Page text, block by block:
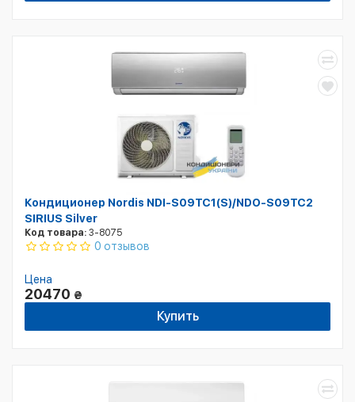
Кондиционер Nordis NDI-S09TC1(S)/NDO-S09TC2
SIRIUS Silver
Код товара: 3-8075
0 отзывов
Цена
20470 ₴
Купить